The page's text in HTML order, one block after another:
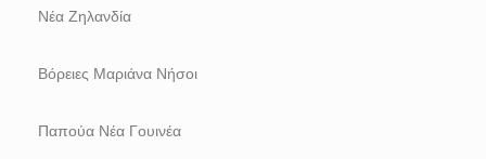
Νέα Ζηλανδία
Βόρειες Μαριάνα Νήσοι
Παπούα Νέα Γουινέα